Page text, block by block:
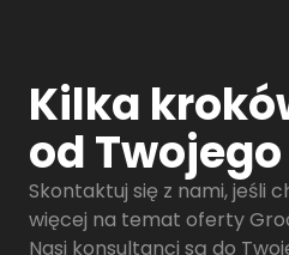
Kilka
od
Skontaktuj się z nami, jeśli
więcej na temat oferty
Nasi konsultanci są do